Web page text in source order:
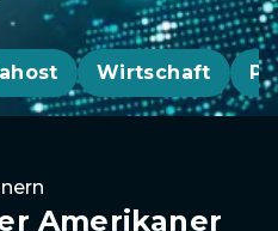
Wirtschaft
Amerikaner